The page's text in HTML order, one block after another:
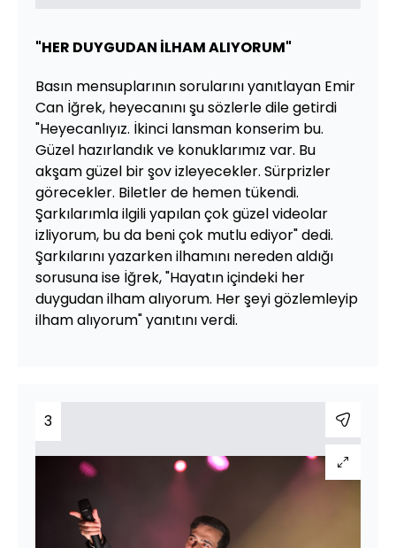
"HER DUYGUDAN İLHAM ALIYORUM"
Basın mensuplarının sorularını yanıtlayan Emir
Can İğrek, heyecanını şu sözlerle dile getirdi
"Heyecanlıyız. İkinci lansman konserim bu.
Güzel hazırlandık ve konuklarımız var. Bu
akşam güzel bir şov izleyecekler. Sürprizler
görecekler. Biletler de hemen tükendi.
Şarkılarımla ilgili yapılan çok güzel videolar
izliyorum, bu da beni çok mutlu ediyor" dedi.
Şarkılarını yazarken ilhamını nereden aldığı
sorusuna ise İğrek, "Hayatın içindeki her
duygudan ilham alıyorum. Her şeyi gözlemleyip
ilham alıyorum" yanıtını verdi.
3